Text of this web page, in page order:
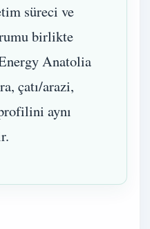
süreci ve
birlikte
Anatolia
çatı/arazi,
aynı